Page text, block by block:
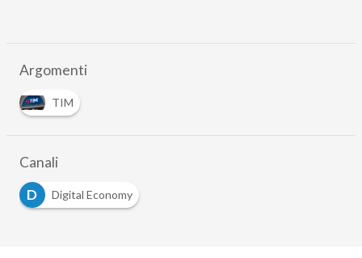
Argomenti
TIM
Canali
D
Digital Economy